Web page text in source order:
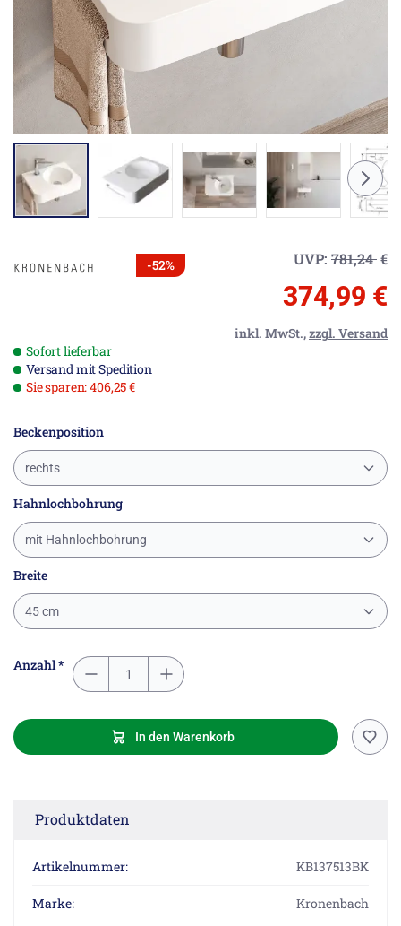
-52% UVP: 781,24€
374,99 €
inkl. MwSt.,zzgl. Versand
Sofort lieferbar
Versand mit Spedition
Sie sparen: 406,25 €
Beckenposition
rechts
Hahnlochbohrung
mit Hahnlochbohrung
Breite
45 cm
Anzahl *
In den Warenkorb
Produktdaten
Artikelnummer: KB137513BK
Marke: Kronenbach